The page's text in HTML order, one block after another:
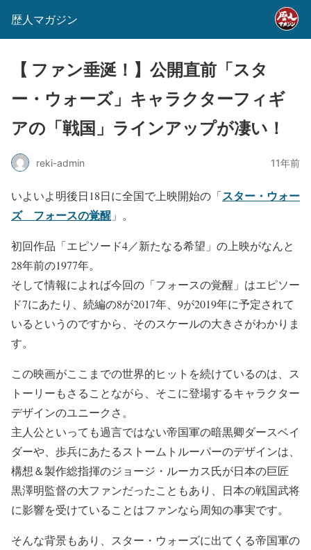
歴人マガジン
【 ファン垂涎！】公開直前「スタ
ー・ウォーズ」キャラクターフィギ
アの「戦国」ラインアップが凄い！
reki-admin 11年前
いよいよ明後日18日に全国で上映開始の「スター・ウォー
ズ フォースの覚醒 」。
初回作品「エピソード4／新たなる希望」の上映がなんと
28年前の1977年。
そして情報によれば今回の「フォースの覚醒」はエピソー
ド7にあたり、続編の8が2017年、9が2019年に予定されて
いるというのですから、そのスケールの大きさがわかりま
す。
この映画がここまでの世界的ヒットを続けているのは、ス
トーリーもさることながら、そこに登場するキャラクター
デザインのユニークさ。
主人公といっても過言ではない帝国軍の暗黒卿ダースベイ
ダーや、歩兵にあたるストームトルーパーのデザインは、
構想＆製作総指揮のジョージ・ルーカス氏が日本の巨匠
黒澤明監督の大ファンだったこともあり、日本の戦国武将
に影響を受けていることはファンなら周知の事実です。
そんな背景もあり、スター・ウォーズに出てくる帝国軍の